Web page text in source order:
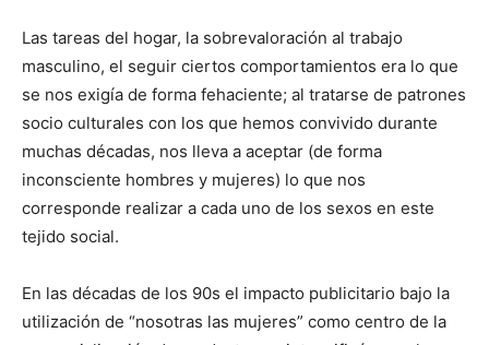
Las tareas del hogar, la sobrevaloración al trabajo
masculino, el seguir ciertos comportamientos era lo que
se nos exigía de forma fehaciente; al tratarse de patrones
socio culturales con los que hemos convivido durante
muchas décadas, nos lleva a aceptar (de forma
inconsciente hombres y mujeres) lo que nos
corresponde realizar a cada uno de los sexos en este
tejido social.
En las décadas de los 90s el impacto publicitario bajo la
utilización de “nosotras las mujeres” como centro de la